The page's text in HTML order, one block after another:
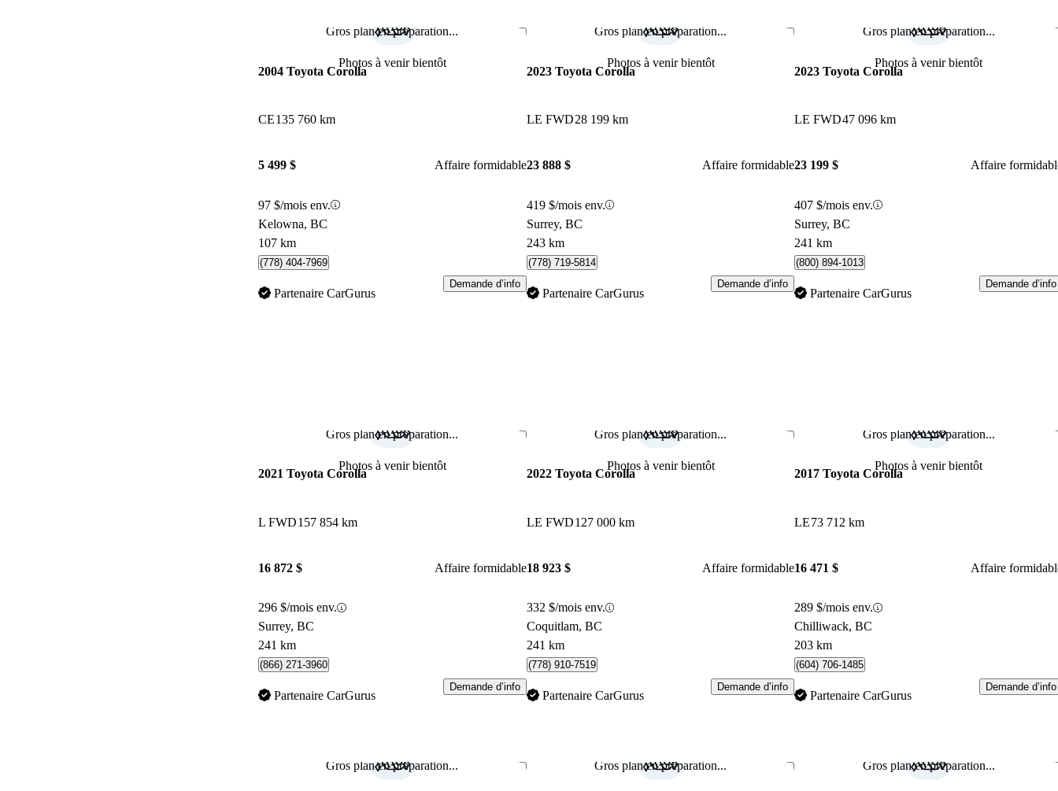
Gros plan en préparation...
Photos à venir bientôt
Enregistrer cette annonce
2004 Toyota Corolla
CE135 760 km
5 499 $ Affaire formidable
97 $/mois env.
Kelowna, BC
107 km
(778) 404-7969
Partenaire CarGurus
Demande d’info
Gros plan en préparation...
Photos à venir bientôt
Enregistrer cette annonce
2023 Toyota Corolla
LE FWD28 199 km
23 888 $ Affaire formidable
419 $/mois env.
Surrey, BC
243 km
(778) 719-5814
Partenaire CarGurus
Demande d’info
Gros plan en préparation...
Photos à venir bientôt
2023 Toyota Corolla
LE FWD47 096 km
23 199 $ Affaire
407 $/mois env.
Surrey, BC
241 km
(800) 894-1013
Partenaire CarGurus
Demande d’info
Gros plan en préparation...
Photos à venir bientôt
Enregistrer cette annonce
2021 Toyota Corolla
L FWD157 854 km
16 872 $ Affaire formidable
296 $/mois env.
Surrey, BC
241 km
(866) 271-3960
Partenaire CarGurus
Demande d’info
Gros plan en préparation...
Photos à venir bientôt
Enregistrer cette annonce
2022 Toyota Corolla
LE FWD127 000 km
18 923 $ Affaire formidable
332 $/mois env.
Coquitlam, BC
241 km
(778) 910-7519
Partenaire CarGurus
Demande d’info
Gros plan en préparation...
Photos à venir bientôt
2017 Toyota Corolla
LE73 712 km
16 471 $ Affaire
289 $/mois env.
Chilliwack, BC
203 km
(604) 706-1485
Partenaire CarGurus
Demande d’info
Gros plan en préparation... Enregistrer cette annonceGros plan en préparation... Enregistrer cette annonceGros plan en préparation...